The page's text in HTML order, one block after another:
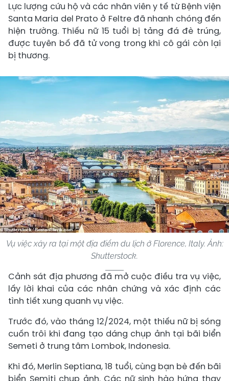
Lực lượng cứu hộ và các nhân viên y tế từ Bệnh viện
Santa Maria del Prato ở Feltre đã nhanh chóng đến
hiện trường. Thiếu nữ 15 tuổi bị tảng đá đè trúng,
được tuyên bố đã tử vong trong khi cô gái còn lại
bị thương.
Vụ việc xảy ra tại một địa điểm du lịch ở Florence, Italy. Ảnh:
Shutterstock.
Cảnh sát địa phương đã mở cuộc điều tra vụ việc,
lấy lời khai của các nhân chứng và xác định các
tình tiết xung quanh vụ việc.
Trước đó, vào tháng 12/2024, một thiếu nữ bị sóng
cuốn trôi khi đang tạo dáng chụp ảnh tại bãi biển
Semeti ở trung tâm Lombok, Indonesia.
Khi đó, Merlin Septiana, 18 tuổi, cùng bạn bè đến bãi
biển Semiti chụp ảnh. Các nữ sinh hào hứng thay